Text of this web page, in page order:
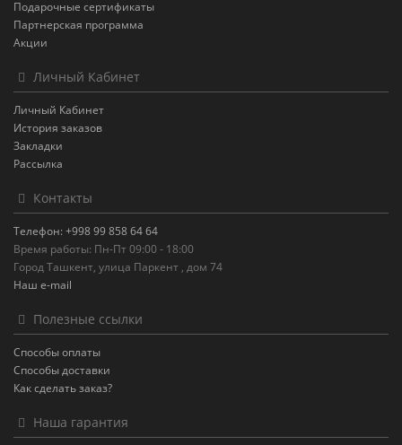
Подарочные сертификаты
Партнерская программа
Акции
Личный Кабинет
Личный Кабинет
История заказов
Закладки
Рассылка
Контакты
Телефон: +998 99 858 64 64
Время работы: Пн-Пт 09:00 - 18:00
Город Ташкент, улица Паркент , дом 74
Наш e-mail
Полезные ссылки
Способы оплаты
Способы доставки
Как сделать заказ?
Наша гарантия